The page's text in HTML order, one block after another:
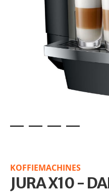
beginning
of
the
KOFFIEMACHINES
JURA X10 -